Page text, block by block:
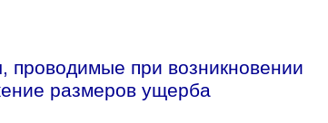
при возникновении
размеров ущерба